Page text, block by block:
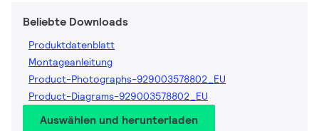
Beliebte Downloads
Produktdatenblatt
Montageanleitung
Product-Photographs-929003578802_EU
Product-Diagrams-929003578802_EU
Auswählen und herunterladen